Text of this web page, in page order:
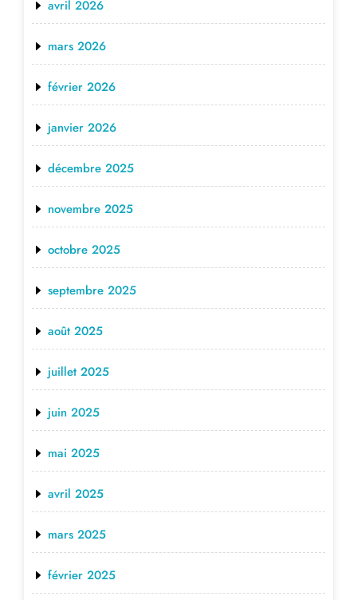
avril 2026
mars 2026
février 2026
janvier 2026
décembre 2025
novembre 2025
octobre 2025
septembre 2025
août 2025
juillet 2025
juin 2025
mai 2025
avril 2025
mars 2025
février 2025